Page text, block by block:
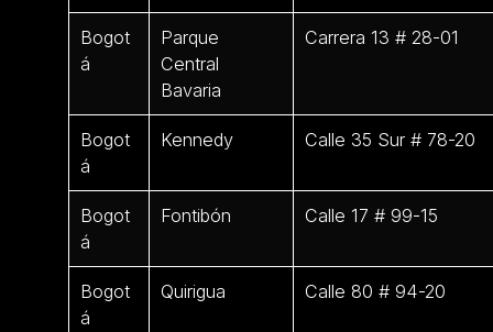
Bogot
á
Parque
Central
Bavaria
Carrera 13 # 28-01
Bogot
á
Kennedy Calle 35 Sur # 78-20
Bogot
á
Fontibón Calle 17 # 99-15
Bogot
á
Quirigua Calle 80 # 94-20